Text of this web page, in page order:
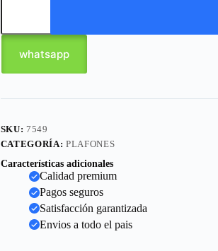
whatsapp
SKU:7549
CATEGORÍA: PLAFONES
Características adicionales
Calidad premium
Pagos seguros
Satisfacción garantizada
Envios a todo el pais